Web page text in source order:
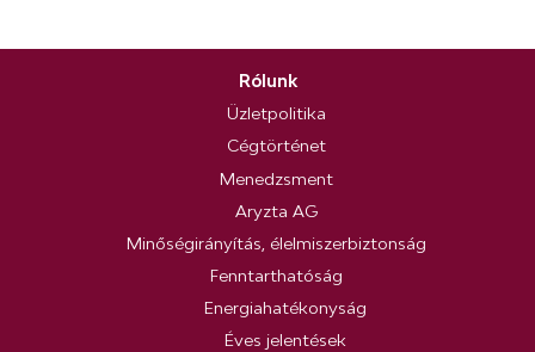
Rólunk
Üzletpolitika
Cégtörténet
Menedzsment
Aryzta AG
Minőségirányítás, élelmiszerbiztonság
Fenntarthatóság
Energiahatékonyság
Éves jelentések